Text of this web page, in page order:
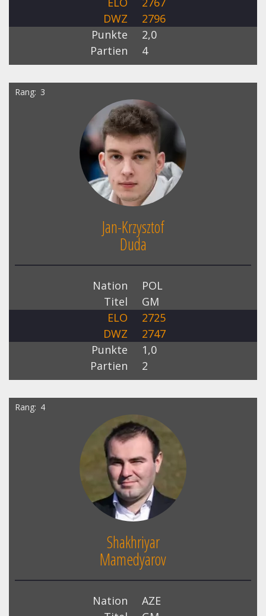
DWZ
2796
Punkte
2,0
Partien
4
Rang 3
Jan-Krzysztof
Duda
Nation
POL
Titel
GM
ELO
2725
DWZ
2747
Punkte
1,0
Partien
2
Rang 4
Shakhriyar
Mamedyarov
Nation
AZE